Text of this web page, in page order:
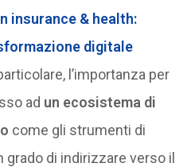
insurance & health:
digitale
l’importanza per
ad un ecosistema di
come gli strumenti di
grado di indirizzare verso il